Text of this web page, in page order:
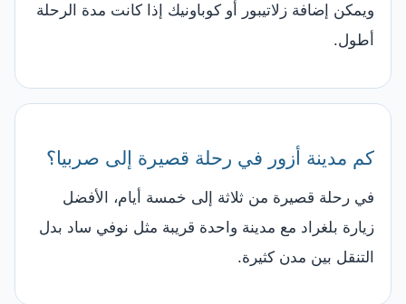
ويمكن إضافة زلاتيبور أو كوباونيك إذا كانت مدة الرحلة
أطول.
كم مدينة أزور في رحلة قصيرة إلى صربيا؟
في رحلة قصيرة من ثلاثة إلى خمسة أيام، الأفضل
زيارة بلغراد مع مدينة واحدة قريبة مثل نوفي ساد بدل
التنقل بين مدن كثيرة.